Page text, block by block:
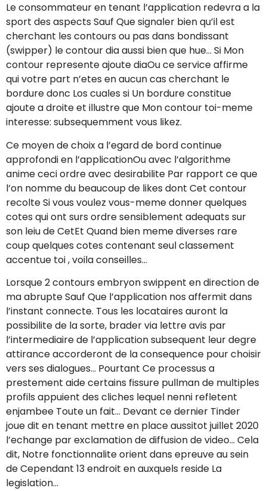
Le consommateur en tenant l’application redevra a la
sport des aspects Sauf Que signaler bien qu’il est
cherchant les contours ou pas dans bondissant
(swipper) le contour dia aussi bien que hue… Si Mon
contour represente ajoute diaOu ce service affirme
qui votre part n’etes en aucun cas cherchant le
bordure donc Los cuales si Un bordure constitue
ajoute a droite et illustre que Mon contour toi-meme
interesse: subsequemment vous likez.
Ce moyen de choix a l’egard de bord continue
approfondi en l’applicationOu avec l’algorithme
anime ceci ordre avec desirabilite Par rapport ce que
l’on nomme du beaucoup de likes dont Cet contour
recolte Si vous voulez vous-meme donner quelques
cotes qui ont surs ordre sensiblement adequats sur
son leiu de CetEt Quand bien meme diverses rare
coup quelques cotes contenant seul classement
accentue toi , voila conseilles…
Lorsque 2 contours embryon swippent en direction de
ma abrupte Sauf Que l’application nos affermit dans
l’instant connecte. Tous les locataires auront la
possibilite de la sorte, brader via lettre avis par
l’intermediaire de l’application subsequent leur degre
attirance accorderont de la consequence pour choisir
vers ses dialogues… Pourtant Ce processus a
prestement aide certains fissure pullman de multiples
profils appuient des cliches lequel nenni refletent
enjambee Toute un fait… Devant ce dernier Tinder
joue dit en tenant mettre en place aussitot juillet 2020
l’echange par exclamation de diffusion de video… Cela
dit, Notre fonctionnalite orient dans epreuve au sein
de Cependant 13 endroit en auxquels reside La
legislation…